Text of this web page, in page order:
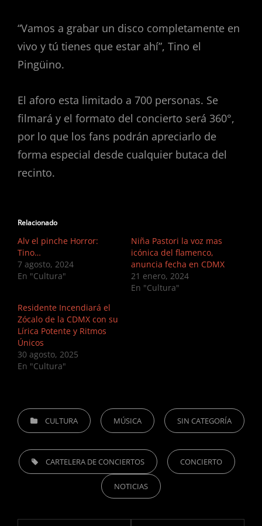
“Vamos a grabar un disco completamente en
vivo y tú tienes que estar ahí”, Tino el
Pingüino.
El aforo esta limitado a 700 personas. Se
filmará y el formato del concierto será 360°,
por lo que los fans podrán apreciarlo de
forma especial desde cualquier butaca del
recinto.
Relacionado
Alv el pinche Horror:
Tino…
7 agosto, 2024
En "Cultura"
Niña Pastori la voz mas
icónica del flamenco,
anuncia fecha en CDMX
21 enero, 2024
En "Cultura"
Residente Incendiará el
Zócalo de la CDMX con su
Lírica Potente y Ritmos
Únicos
30 agosto, 2025
En "Cultura"
CATEGORIESCULTURA MÚSICA SIN CATEGORÍA
TAGS, CARTELERA DE CONCIERTOS CONCIERTO
NOTICIAS